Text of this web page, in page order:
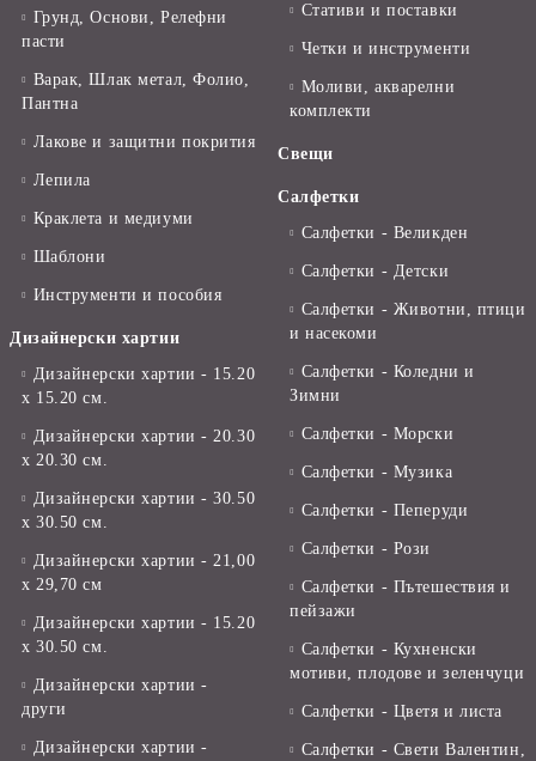
Грунд, Основи, Релефни
пасти
Варак, Шлак метал, Фолио,
Пантна
Лакове и защитни покрития
Лепила
Краклета и медиуми
Шаблони
Инструменти и пособия
Дизайнерски хартии
Дизайнерски хартии - 15.20
х 15.20 см.
Дизайнерски хартии - 20.30
х 20.30 см.
Дизайнерски хартии - 30.50
х 30.50 см.
Дизайнерски хартии - 21,00
х 29,70 см
Дизайнерски хартии - 15.20
x 30.50 см.
Дизайнерски хартии -
други
Дизайнерски хартии -
Стативи и поставки
Четки и инструменти
Моливи, акварелни
комплекти
Свещи
Салфетки
Салфетки - Великден
Салфетки - Детски
Салфетки - Животни, птици
и насекоми
Салфетки - Коледни и
Зимни
Салфетки - Морски
Салфетки - Музика
Салфетки - Пеперуди
Салфетки - Рози
Салфетки - Пътешествия и
пейзажи
Салфетки - Кухненски
мотиви, плодове и зеленчуци
Салфетки - Цветя и листа
Салфетки - Свети Валентин,